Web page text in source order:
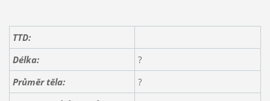
TTD:
Délka:
?
Průměr těla:
?